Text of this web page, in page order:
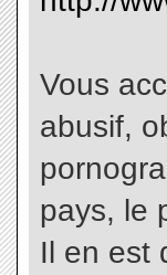
Vous
abusif,
pays, le
Il en est